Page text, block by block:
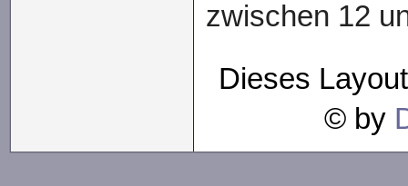
zwischen 12
Dieses
© by